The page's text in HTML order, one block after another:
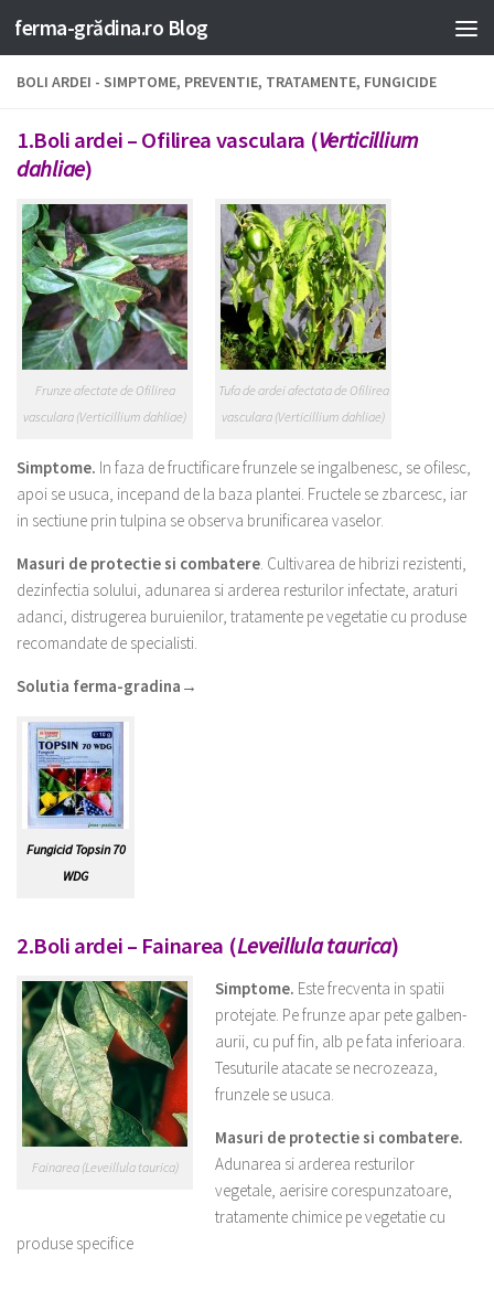
ferma-grădina.ro Blog
BOLI ARDEI - SIMPTOME, PREVENTIE, TRATAMENTE, FUNGICIDE
1.Boli ardei – Ofilirea vasculara (Verticillium
dahliae)
Frunze afectate de Ofilirea
vasculara (Verticillium dahliae)
Tufa de ardei afectata de Ofilirea
vasculara (Verticillium dahliae)
Simptome. In faza de fructificare frunzele se ingalbenesc, se ofilesc,
apoi se usuca, incepand de la baza plantei. Fructele se zbarcesc, iar
in sectiune prin tulpina se observa brunificarea vaselor.
Masuri de protectie si combatere. Cultivarea de hibrizi rezistenti,
dezinfectia solului, adunarea si arderea resturilor infectate, araturi
adanci, distrugerea buruienilor, tratamente pe vegetatie cu produse
recomandate de specialisti.
Solutia ferma-gradina→
Fungicid Topsin 70
WDG
2.Boli ardei – Fainarea (Leveillula taurica)
Fainarea (Leveillula taurica)
Simptome. Este frecventa in spatii
protejate. Pe frunze apar pete galben-
aurii, cu puf fin, alb pe fata inferioara.
Tesuturile atacate se necrozeaza,
frunzele se usuca.
Masuri de protectie si combatere.
Adunarea si arderea resturilor
vegetale, aerisire corespunzatoare,
tratamente chimice pe vegetatie cu
produse specifice